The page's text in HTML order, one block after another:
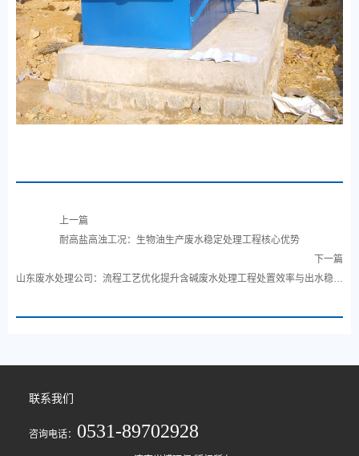
上一篇
耐高盐高浊工况：生物油生产废水稳定处理工程核心优势
下一篇
山东废水处理公司：流程工艺优化提升含碱废水处理工程处置效率与出水稳定
联系我们
咨询电话： 0531-89702928